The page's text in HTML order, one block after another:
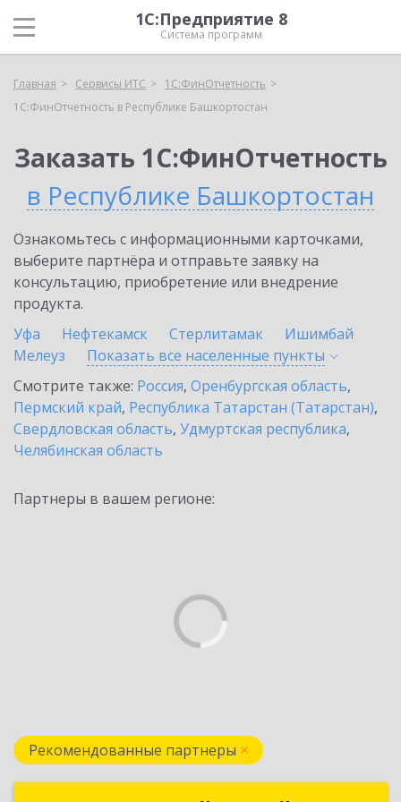
1С:Предприятие 8
Система программ
Главная Сервисы ИТС
1С:ФинОтчетность
1С:ФинОтчетность в Республике Башкортостан
Заказать 1С:ФинОтчетность
в Республике Башкортостан
Ознакомьтесь с информационными карточками,
выберите партнёра и отправьте заявку на
консультацию, приобретение или внедрение
продукта.
Уфа
Нефтекамск Стерлитамак
Ишимбай
Мелеуз
Показать все населенные пункты
Смотрите также: Россия, Оренбургская область,
Пермский край, Республика Татарстан (Татарстан),
Свердловская область, Удмуртская республика,
Челябинская область
Партнеры в вашем регионе:
Рекомендованные партнеры